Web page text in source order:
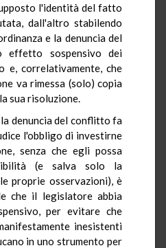
l'identità del fatto
dall'altro stabilendo
e la denuncia del
effetto sospensivo dei
e, correlativamente, che
va rimessa (solo) copia
sua risoluzione.
denuncia del conflitto fa
l'obbligo di investirne
senza che egli possa
(e salva solo la
proprie osservazioni), è
che il legislatore abbia
per evitare che
inesistenti
in uno strumento per